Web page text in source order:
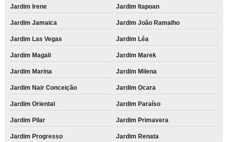
Jardim Irene Jardim Itapoan
Jardim Jamaica Jardim João Ramalho
Jardim Las Vegas Jardim Léa
Jardim Magali Jardim Marek
Jardim Marina Jardim Milena
Jardim Nair Conceição Jardim Ocara
Jardim Oriental Jardim Paraíso
Jardim Pilar Jardim Primavera
Jardim Progresso Jardim Renata